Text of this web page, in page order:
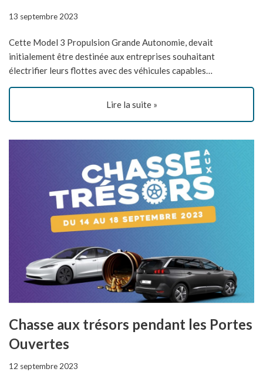
13 septembre 2023
Cette Model 3 Propulsion Grande Autonomie, devait
initialement être destinée aux entreprises souhaitant
électrifier leurs flottes avec des véhicules capables…
Lire la suite »
Chasse aux trésors pendant les Portes
Ouvertes
12 septembre 2023